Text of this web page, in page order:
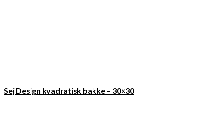
Sej Design kvadratisk bakke – 30×30